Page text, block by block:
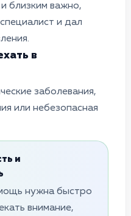
близким важно,
и дал
в
заболевания,
или небезопасная
и
нужна быстро
внимание,